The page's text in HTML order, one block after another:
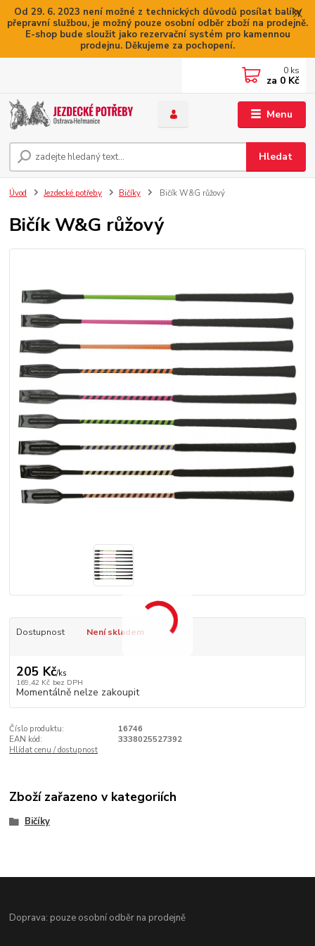
Od 29. 6. 2023 není možné z technických důvodů posílat balíky
přepravní službou, je možný pouze osobní odběr zboží na prodejně.
E-shop bude sloužit jako rezervační systém pro kamennou
prodejnu. Děkujeme za pochopení.
Menu
Hledat
0 ks
za 0 Kč
Úvod Jezdecké potřeby Bičíky Bičík W&G růžový
Bičík W&G růžový
Dostupnost Není skladem
205 Kč/ks
169,42 Kč bez DPH
Momentálně nelze zakoupit
Číslo produktu:
16746
EAN kód:
3338025527392
Hlídat cenu / dostupnost
Zboží zařazeno v kategoriích
Bičíky
Doprava: pouze osobní odběr na prodejně